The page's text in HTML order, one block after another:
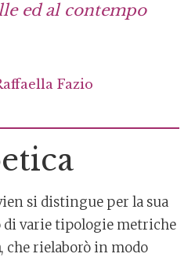
ed al contempo
Fazio
si distingue per la sua
di varie tipologie metriche
, che rielaborò in modo